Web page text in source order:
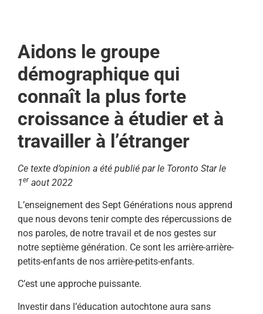
Aidons le groupe
démographique qui
connaît la plus forte
croissance à étudier et à
travailler à l’étranger
Ce texte d’opinion a été publié par le Toronto Star le
1eraout 2022
L’enseignement des Sept Générations nous apprend
que nous devons tenir compte des répercussions de
nos paroles, de notre travail et de nos gestes sur
notre septième génération. Ce sont les arrière-arrière-
petits-enfants de nos arrière-petits-enfants.
C’est une approche puissante.
Investir dans l’éducation autochtone aura sans